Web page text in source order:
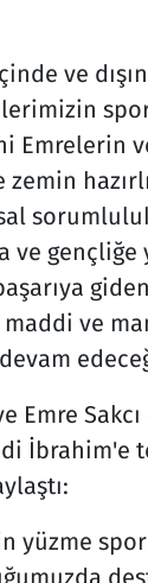
ve
Emrelerin
ve
maddi ve
Emre
İbrahim'e
yüzme